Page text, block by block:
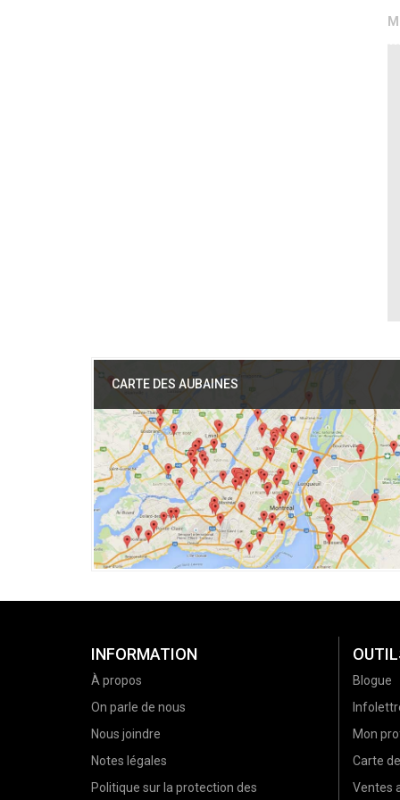
CARTE DES AUBAINES
INFORMATION
À propos
On parle de nous
Nous joindre
Notes légales
Politique sur la protection des
Blogue
Mon
Carte
Ventes